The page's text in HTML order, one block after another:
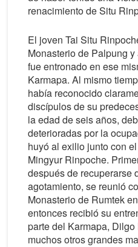
renacimiento de Situ
El joven Tai Situ
Monasterio de Palpung
fue entronado en ese
Karmapa. Al mismo
había reconocido
discípulos de su
la edad de seis años,
deterioradas por la
huyó al exilio junto con
Mingyur Rinpoche.
después de recuperarse
agotamiento, se reunió
Monasterio de Rumtek
entonces recibió su
parte del Karmapa,
muchos otros grandes